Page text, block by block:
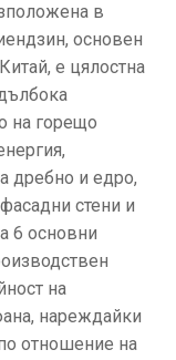
в
основен
е цялостна
на горещо
дребно и едро,
стени и
6 основни
на
нареждайки
отношение на